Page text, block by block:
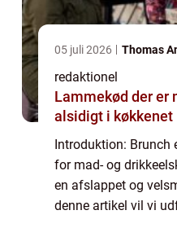
05 juli 2026 Thomas
redaktionel
Lammekød der er
alsidigt i køkkenet
Introduktion:
for mad- og
en afslappet og
denne artikel vil vi